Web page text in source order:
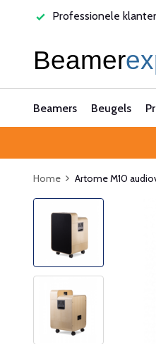
Professionele
Beamers Beugels
Home Artome M10